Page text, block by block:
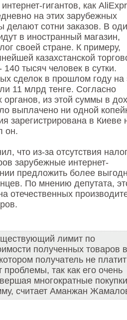
гигантов, как
на этих зарубежных
делают сотни заказов. В
в иностранный магазин,
своей стране. К примеру,
казахстанской
тысяч человек в сутки.
сделок в прошлом году на
11 млрд тенге. Согласно
из этой суммы в
выплачено ни одной
зарегистрирована в Киеве
он.
что из-за отсутствия
зарубежные интернет-
предложить более
По мнению депутата,
отечественных
лимит по
полученных товаров в
получатель не платит
проблемы, так как его очень
многократные
считает Аманжан